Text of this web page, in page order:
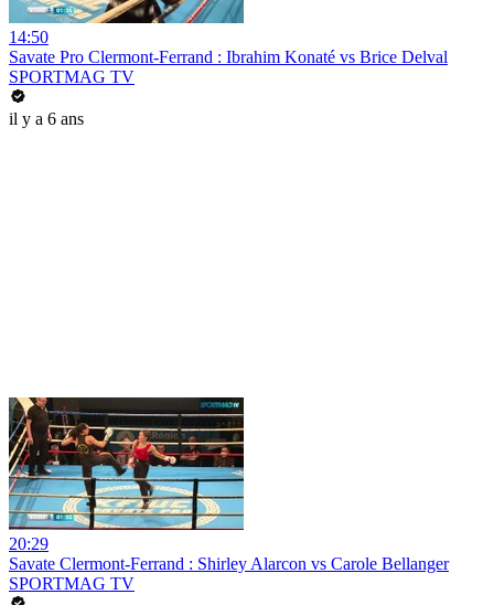
14:50
Savate Pro Clermont-Ferrand : Ibrahim Konaté vs Brice Delval
SPORTMAG TV
il y a 6 ans
20:29
Savate Clermont-Ferrand : Shirley Alarcon vs Carole Bellanger
SPORTMAG TV